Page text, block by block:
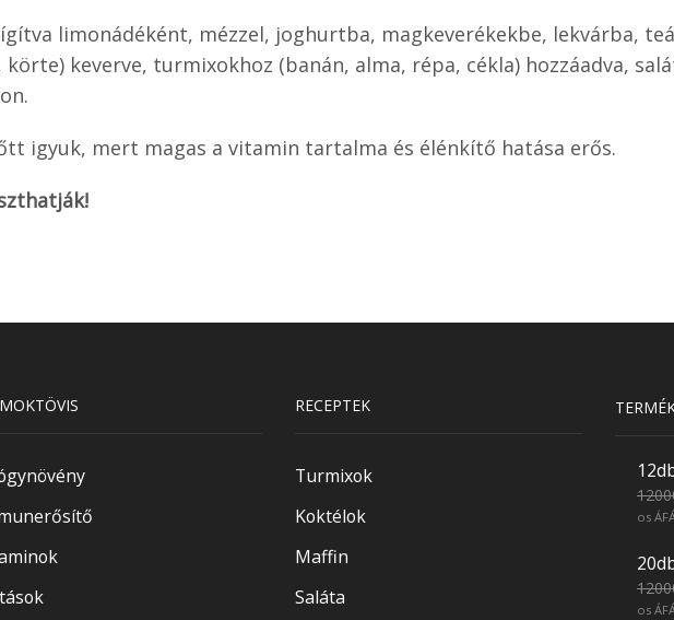
limonádéként, mézzel, joghurtba, magkeverékekbe, lekvárba,
körte) keverve, turmixokhoz (banán, alma, répa, cékla) hozzáadva,
igyuk, mert magas a vitamin tartalma és élénkítő hatása erős.
RECEPTEK
Turmixok
Koktélok
Maffin
Saláta
os
os